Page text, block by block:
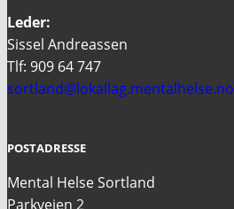
Leder:
Sissel Andreassen
Tlf: 909 64 747
sortland@lokallag.mentalhelse.no
POSTADRESSE
Mental Helse Sortland
Parkveien 2